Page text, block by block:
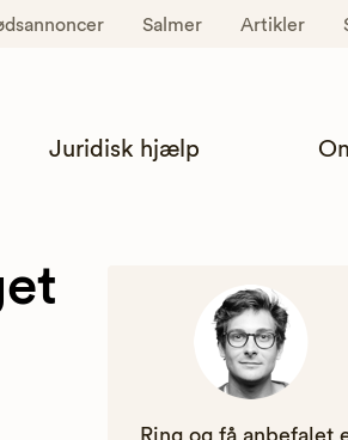
Salmer Artikler
Juridisk hjælp
Ring og få anbefalet